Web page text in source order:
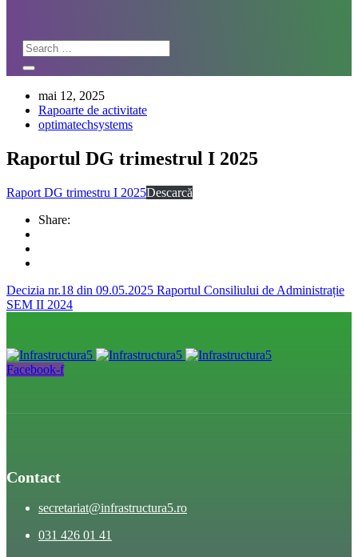
mai 12, 2025
Rapoarte de activitate
optimatechsystems
Raportul DG trimestrul I 2025
Raport DG trimestru I 2025Descarcă
Share:
Decizia nr.18 din 09.05.2025 Raportul Consiliului de Administrație
SEM II 2024
Facebook-f
Contact
secretariat@infrastructura5.ro
031 426 01 41